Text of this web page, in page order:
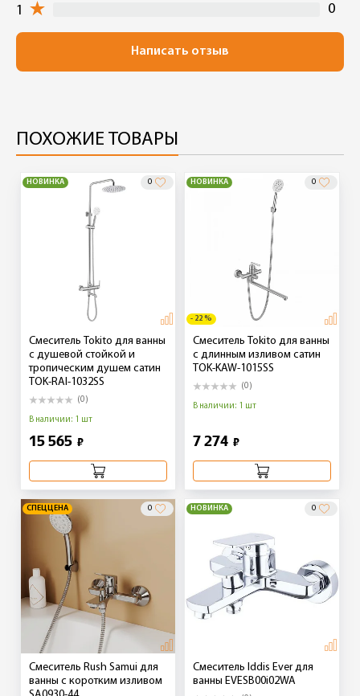
1
0
Написать отзыв
ПОХОЖИЕ ТОВАРЫ
НОВИНКА 0
Смеситель Tokito для ванны
с душевой стойкой и
тропическим душем сатин
TOK-RAI-1032SS
(0)
В наличии: 1 шт
15 565 ₽
НОВИНКА
- 22 %
0
Смеситель Tokito для ванны
с длинным изливом сатин
TOK-KAW-1015SS
(0)
В наличии: 1 шт
7 274 ₽
СПЕЦЦЕНА 0
Смеситель Rush Samui для
ванны с коротким изливом
НОВИНКА 0
Смеситель Iddis Ever для
ванны EVESB00i02WA